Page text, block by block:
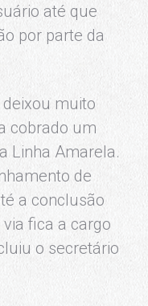
até que
por parte da
muito
cobrado um
Linha Amarela.
de
a conclusão
fica a cargo
o secretário